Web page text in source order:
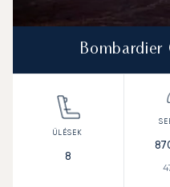
Bombardier
8